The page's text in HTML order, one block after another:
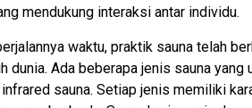
mendukung interaksi antar individu.
waktu, praktik sauna telah
dunia. Ada beberapa jenis sauna
infrared sauna. Setiap jenis memiliki